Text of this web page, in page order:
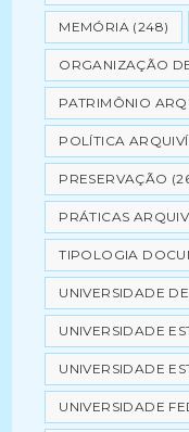
MEMÓRIA (248)
ORGANIZAÇÃO
PATRIMÔNIO
POLÍTICA
PRESERVAÇÃO
PRÁTICAS
TIPOLOGIA
UNIVERSIDADE
UNIVERSIDADE
UNIVERSIDADE
UNIVERSIDADE